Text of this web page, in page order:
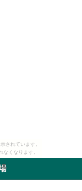
されています。
なくなります。